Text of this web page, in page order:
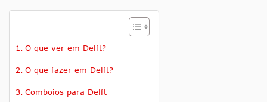
O que ver em Delft?
O que fazer em Delft?
Comboios para Delft